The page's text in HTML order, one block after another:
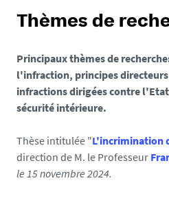
Thèmes de
Principaux thèmes de
l'infraction, principes
infractions dirigées contre
sécurité intérieure.
Thèse intitulée "L'incrimination
direction de M. le Professeur
le 15 novembre 2024.